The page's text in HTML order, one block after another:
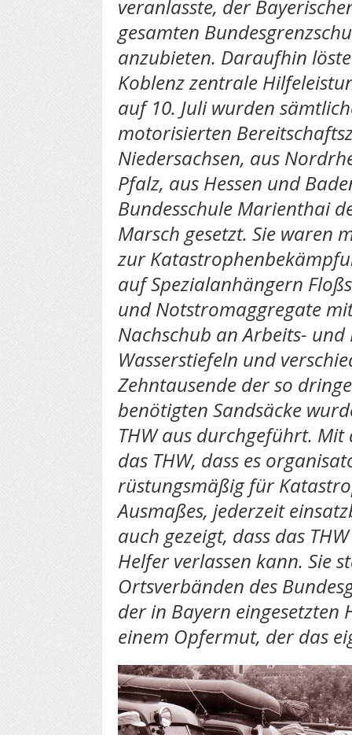
veranlasste, der
gesamten
anzubieten. Daraufhin
Koblenz zentrale
auf 10. Juli wurden
motorisierten
Niedersachsen, aus
Pfalz, aus Hessen und
Bundesschule Marienthai
Marsch gesetzt. Sie waren
zur
auf Spezialanhängern
und Notstromaggregate
Nachschub an Arbeits- und
Wasserstiefeln und
Zehntausende der so
benötigten Sandsäcke
THW aus durchgeführt.
das THW, dass es
rüstungsmäßig für
Ausmaßes, jederzeit
auch gezeigt, dass das
Helfer verlassen kann. Sie
Ortsverbänden des
der in Bayern eingesetzten
einem Opfermut, der das